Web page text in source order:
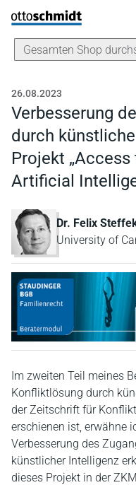
Direkt zum Inhalt
26.08.2023
Verbesserung
durch
Projekt
Artificial
Dr. Felix
University of
Im zweiten Teil meines
Konfliktlösung durch
der Zeitschrift für
erschienen ist, erwähne
Verbesserung des
künstlicher Intelligenz
dieses Projekt in der